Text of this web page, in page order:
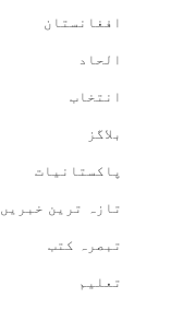
افغانستان
الحاد
انتخاب
بلاگز
پاکستانیات
تازہ ترین خبریں
تبصرہ کتب
تعلیم